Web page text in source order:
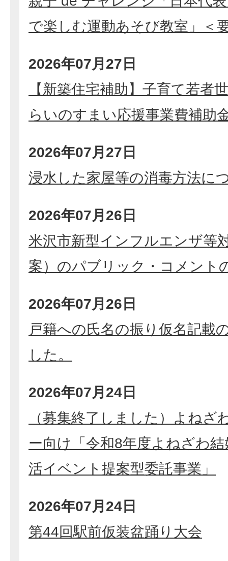
で楽しむ運動あそび教室」＜
2026年07月27日
【新築住宅補助】子育て若者
らいのすまい応援事業費補助
2026年07月27日
浸水した家屋等の消毒方法に
2026年07月26日
米沢市新型インフルエンザ等
案）のパブリック・コメント
2026年07月26日
戸籍への氏名の振り仮名記載
した。
2026年07月24日
（募集終了しました）よねざ
ー向け「令和8年度よねざわ
活イベント提案型委託事業」
2026年07月24日
第44回駅前仮装盆踊り大会